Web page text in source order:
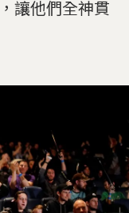
讓他們全神貫